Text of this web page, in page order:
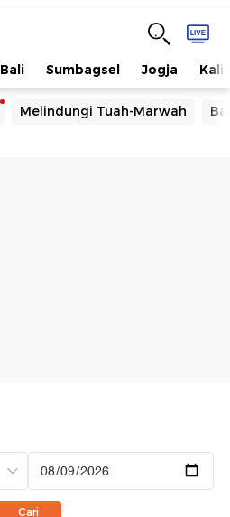
Bali Sumbagsel Jogja
Melindungi Tuah-Marwah